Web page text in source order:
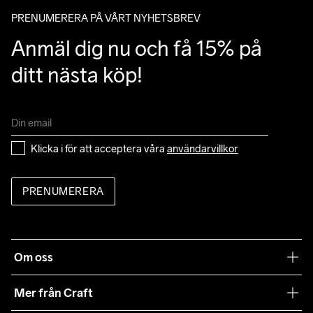
PRENUMERERA PÅ VÅRT NYHETSBREV
Anmäl dig nu och få 15% på
ditt nästa köp!
Klicka i för att acceptera våra användarvillkor
PRENUMERERA
Om oss
Mer från Craft